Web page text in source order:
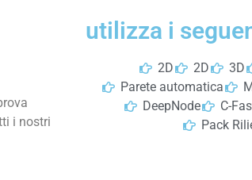
i nostri
utilizza i
2D 2D 3D
Parete automatica
DeepNode
C-
Pack